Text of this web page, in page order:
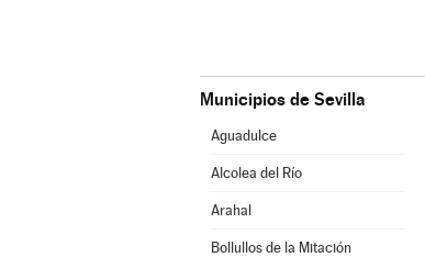
Municipios de Sevilla
Aguadulce
Alcolea del Río
Arahal
Bollullos de la Mitación